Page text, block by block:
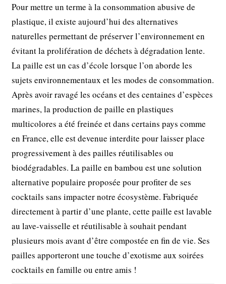
Pour mettre un terme à la consommation abusive de
plastique, il existe aujourd’hui des alternatives
naturelles permettant de préserver l’environnement en
évitant la prolifération de déchets à dégradation lente.
La paille est un cas d’école lorsque l’on aborde les
sujets environnementaux et les modes de consommation.
Après avoir ravagé les océans et des centaines d’espèces
marines, la production de paille en plastiques
multicolores a été freinée et dans certains pays comme
en France, elle est devenue interdite pour laisser place
progressivement à des pailles réutilisables ou
biodégradables. La paille en bambou est une solution
alternative populaire proposée pour profiter de ses
cocktails sans impacter notre écosystème. Fabriquée
directement à partir d’une plante, cette paille est lavable
au lave-vaisselle et réutilisable à souhait pendant
plusieurs mois avant d’être compostée en fin de vie. Ses
pailles apporteront une touche d’exotisme aux soirées
cocktails en famille ou entre amis !